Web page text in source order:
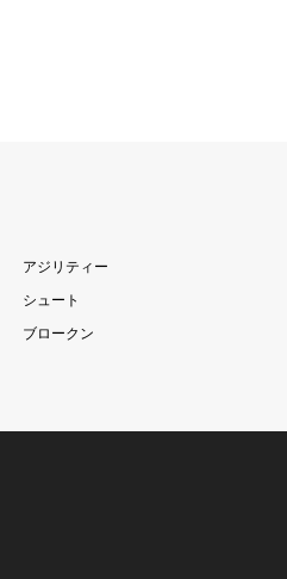
アジリティー
シュート
ブロークン